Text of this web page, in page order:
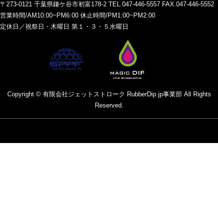
〒273-0121 千葉県鎌ケ谷市初富178-2 TEL.047-446-5557 FAX.047-446-5552
営業時間/AM10:00~PM6:00 休止時間/PM1:00~PM2:00
定休日／祝祭日・木曜日 第１・３・５水曜日
Copyright © 有限会社ジェットストローク RubberDip.jp事業部 All Rights
Reserved.